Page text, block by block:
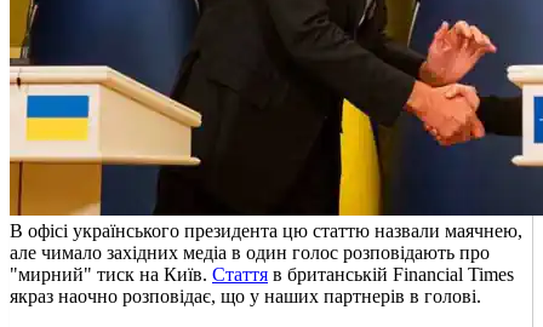
В офісі українського президента цю статтю назвали маячнею,
але чимало західних медіа в один голос розповідають про
"мирний" тиск на Київ. Стаття в британській Financial Times
якраз наочно розповідає, що у наших партнерів в голові.